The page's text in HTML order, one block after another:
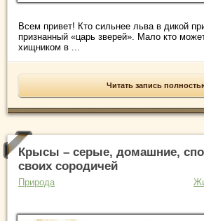
Всем привет! Кто сильнее льва в дикой
признанный «царь зверей». Мало кто
хищником в ...
Читать запись
Крысы – серые, домашние,
своих сородичей
Природа